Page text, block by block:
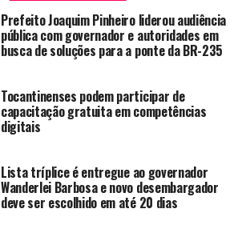
Prefeito Joaquim Pinheiro liderou audiência
pública com governador e autoridades em
busca de soluções para a ponte da BR-235
Tocantinenses podem participar de
capacitação gratuita em competências
digitais
Lista tríplice é entregue ao governador
Wanderlei Barbosa e novo desembargador
deve ser escolhido em até 20 dias